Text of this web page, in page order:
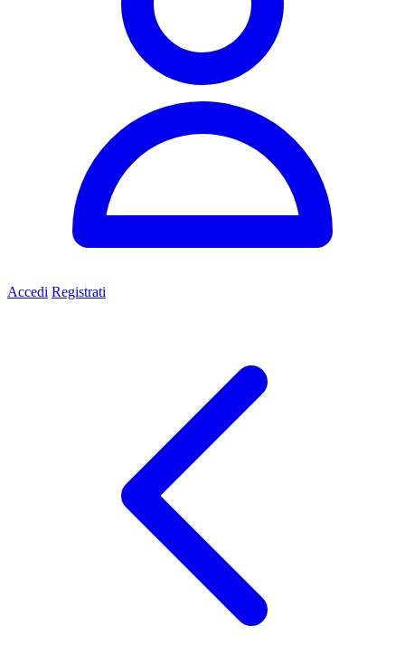
Accedi Registrati